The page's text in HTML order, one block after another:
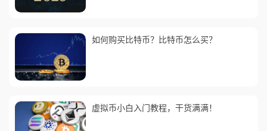
如何购买比特币？比特币怎么买？
虚拟币小白入门教程，干货满满！